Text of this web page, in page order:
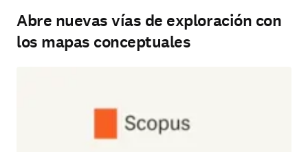
Abre nuevas vías de exploración con
los mapas conceptuales